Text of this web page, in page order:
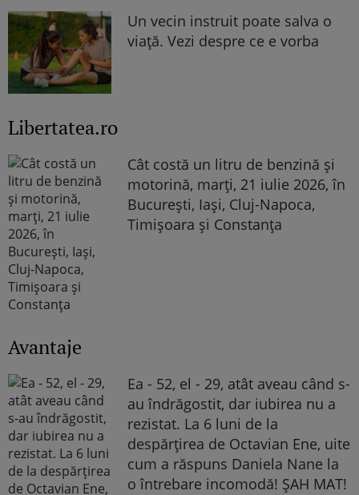
Un vecin instruit poate salva o
viață. Vezi despre ce e vorba
Libertatea.ro
Cât costă un litru de benzină și
motorină, marți, 21 iulie 2026, în
București, Iași, Cluj-Napoca,
Timișoara și Constanța
Avantaje
Ea - 52, el - 29, atât aveau când s-
au îndrăgostit, dar iubirea nu a
rezistat. La 6 luni de la
despărțirea de Octavian Ene, uite
cum a răspuns Daniela Nane la
o întrebare incomodă! ȘAH MAT!